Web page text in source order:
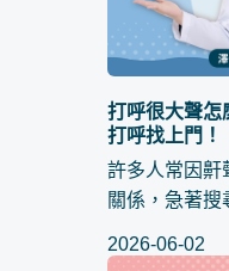
打呼很大聲怎
打呼找上門！
許多人常因鼾
關係，急著搜尋 打呼很大聲怎麼
果不彰。這其
2026-06-02